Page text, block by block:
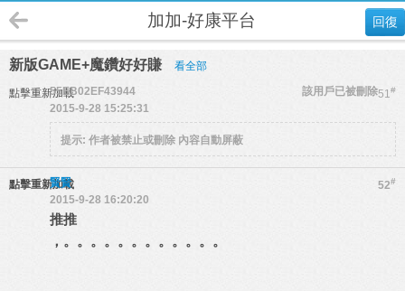
回復
加加-好康平台
新版GAME+魔鑽好好賺 看全部
點擊重新加載 51#
55EB02EF43944
該用戶已被刪除
2015-9-28 15:25:31
提示: 作者被禁止或刪除 內容自動屏蔽
點擊重新加載 52#
賢賢
2015-9-28 16:20:20
推推
，。。。。。。。。。。。。